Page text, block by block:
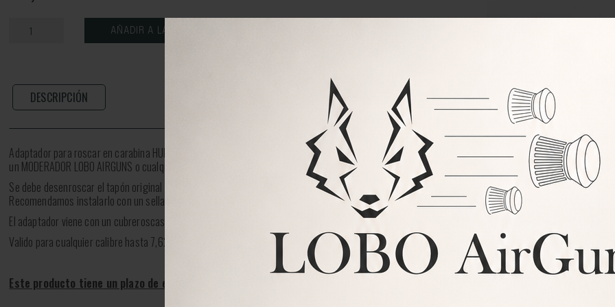
AÑADIR A LA CESTA
DESCRIPCIÓN
Adaptador para roscar en carabina HUBEN K1. Le deja una rosca 1/2 UNF para poder acoplar
un MODERADOR LOBO AIRGUNS o cualquier otro accesorios que necesite de esta rosca.
Se debe desenroscar el tapón original y roscar este adaptador.
Recomendamos instalarlo con un sellador de roscas para que no se afloje con el uso.
El adaptador viene con un cubreroscas de para salvaguardar la rosca cuando no se requiera de su uso.
Valido para cualquier calibre hasta 7,62 ( .30).
Este producto tiene un plazo de entrega de unos 7 días laborables.